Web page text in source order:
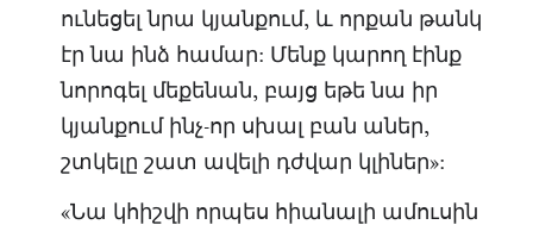
ունեցել նրա կյանքում, և որքան թանկ
էր նա ինձ համար: Մենք կարող էինք
նորոգել մեքենան, բայց եթե նա իր
կյանքում ինչ-որ սխալ բան աներ,
շտկելը շատ ավելի դժվար կլիներ»:
«Նա կհիշվի որպես հիանալի ամուսին